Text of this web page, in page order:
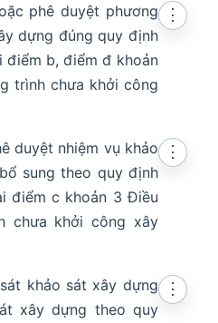
phê duyệt phương
dựng đúng quy định
điểm b, điểm đ khoản
trình chưa khởi công
⋮
duyệt nhiệm vụ khảo
sung theo quy định
điểm c khoản 3 Điều
chưa khởi công xây
⋮
khảo sát xây dựng
xây dựng theo quy
⋮